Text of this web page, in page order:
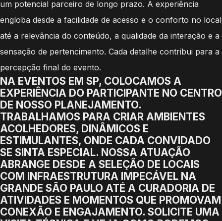
um potencial parceiro de longo prazo. A experiência
engloba desde a facilidade de acesso e o conforto no local
até a relevância do conteúdo, a qualidade da interação e a
sensação de pertencimento. Cada detalhe contribui para a
percepção final do evento.
NA EVENTOS EM SP, COLOCAMOS A
EXPERIÊNCIA DO PARTICIPANTE NO CENTRO
DE NOSSO PLANEJAMENTO.
TRABALHAMOS PARA CRIAR AMBIENTES
ACOLHEDORES, DINÂMICOS E
ESTIMULANTES, ONDE CADA CONVIDADO
SE SINTA ESPECIAL. NOSSA ATUAÇÃO
ABRANGE DESDE A SELEÇÃO DE LOCAIS
COM INFRAESTRUTURA IMPECÁVEL NA
GRANDE SÃO PAULO ATÉ A CURADORIA DE
ATIVIDADES E MOMENTOS QUE PROMOVAM
CONEXÃO E ENGAJAMENTO. SOLICITE UMA